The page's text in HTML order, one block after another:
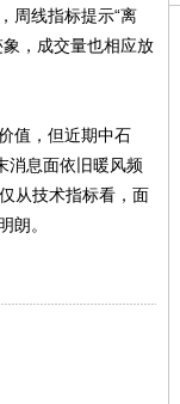
周线指标提示“离
，成交量也相应放
值，但近期中石
消息面依旧暖风频
从技术指标看，面
朗。